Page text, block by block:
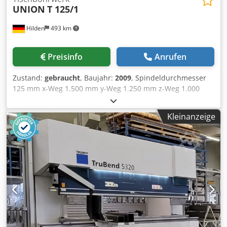
Hilden 493 km
UNION T 125/1
Preisinfo Anrufen
Zustand: gebraucht, Baujahr: 2009, Spindeldurchmesser
125 mm x-Weg 1.500 mm y-Weg 1.250 mm z-Weg 1.000
mm Tischaufspannfläche 1.000 x 1.250 mm w-Weg 550 mm
Werkstückgewicht 6.000 kg Pinolenhub 550 mm
Werkzeugaufnahme ISO 50 Spindeldrehanzahl 5-3.700
U/min. max. Drehmoment 2012 Nm
Vorschubgeschwindigkeit 1-6000 (x-Achse) mm/min
Vorschubgeschwindigkeit 1-6000 (y-Achse) mm/min
Vorschubgeschwindigkeit 1-6000 (z-Achse) mm/min Eilgang
x/y/z 15/ 15/ 15 m/min Raumbedarf ca. 7,51 x 5,07 x 3,33 m
Gesamtschlusswert 63 kVA Dcodewdta Espfx Abbok
Ausstattung/ Zubehör: - NC Steuerung Heidenhain
Siemens 840 D - 60 - fach Werkzeugwechsler -
Kühlmittelanlage mit Hochruckpumpe 30l/min.-20 bar -
Kleinanzeige